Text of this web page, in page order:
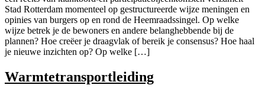
Stad Rotterdam momenteel op gestructureerde wijze meningen en
opinies van burgers op en rond de Heemraadssingel. Op welke
wijze betrek je de bewoners en andere belanghebbende bij de
plannen? Hoe creëer je draagvlak of bereik je consensus? Hoe haal
je nieuwe inzichten op? Op welke […]
Warmtetransportleiding